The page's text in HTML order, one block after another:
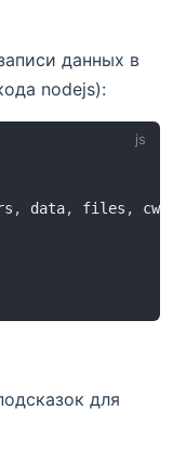
данных в
nodejs):
, data, files , cwd
для